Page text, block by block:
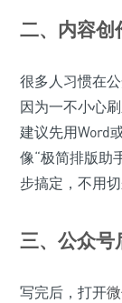
二、内容创
很多人习惯在
因为一不小心
建议先用Word
像“极简排版助
步搞定，不用切
三、公众号
写完后，打开